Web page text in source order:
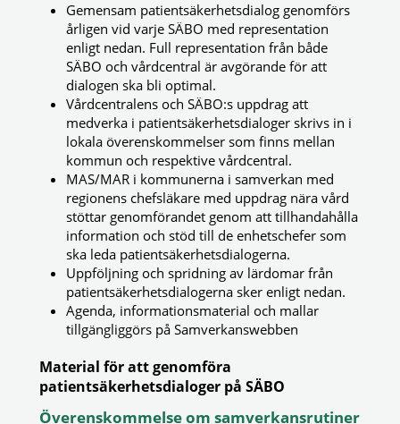
Gemensam patientsäkerhetsdialog genomförs
årligen vid varje SÄBO med representation
enligt nedan. Full representation från både
SÄBO och vårdcentral är avgörande för att
dialogen ska bli optimal.
Vårdcentralens och SÄBO:s uppdrag att
medverka i patientsäkerhetsdialoger skrivs in i
lokala överenskommelser som finns mellan
kommun och respektive vårdcentral.
MAS/MAR i kommunerna i samverkan med
regionens chefsläkare med uppdrag nära vård
stöttar genomförandet genom att tillhandahålla
information och stöd till de enhetschefer som
ska leda patientsäkerhetsdialogerna.
Uppföljning och spridning av lärdomar från
patientsäkerhetsdialogerna sker enligt nedan.
Agenda, informationsmaterial och mallar
tillgängliggörs på Samverkanswebben
Material för att genomföra
patientsäkerhetsdialoger på SÄBO
Överenskommelse om samverkansrutiner